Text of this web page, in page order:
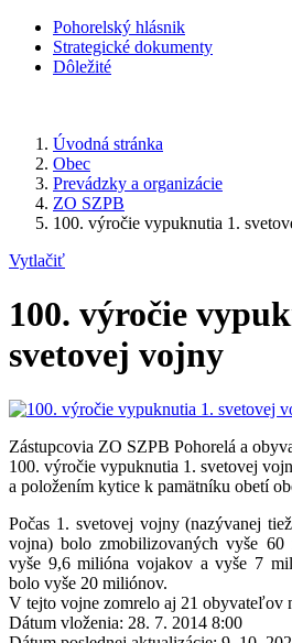
Pohorelský hlásnik
Strategické dokumenty
Dôležité
Úvodná stránka
Obec
Prevádzky a organizácie
ZO SZPB
100. výročie vypuknutia 1.
Vytlačiť
100. výročie
svetovej vojny
Zástupcovia ZO SZPB Pohorelá a
100. výročie vypuknutia 1. svetovej
a položením kytice k pamätníku obetí
Počas 1. svetovej vojny (nazývanej
vojna) bolo zmobilizovaných vyše
vyše 9,6 milióna vojakov a vyše 7
bolo vyše 20 miliónov.
V tejto vojne zomrelo aj 21 obyvateľov
Dátum vloženia: 28. 7. 2014 8:00